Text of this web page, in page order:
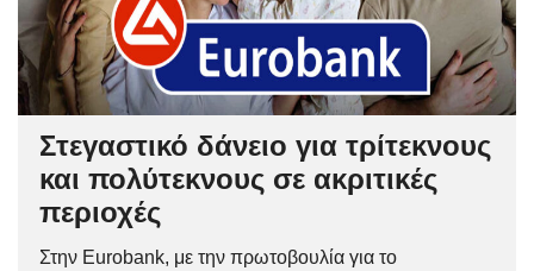
Στεγαστικό δάνειο για τρίτεκνους
και πολύτεκνους σε ακριτικές
περιοχές
Στην Eurobank, με την πρωτοβουλία για το